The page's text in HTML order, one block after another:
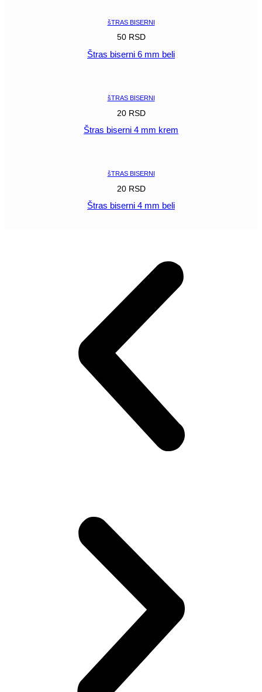
šTRAS BISERNI
50 RSD
Štras biserni 6 mm beli
šTRAS BISERNI
20 RSD
Štras biserni 4 mm krem
šTRAS BISERNI
20 RSD
Štras biserni 4 mm beli